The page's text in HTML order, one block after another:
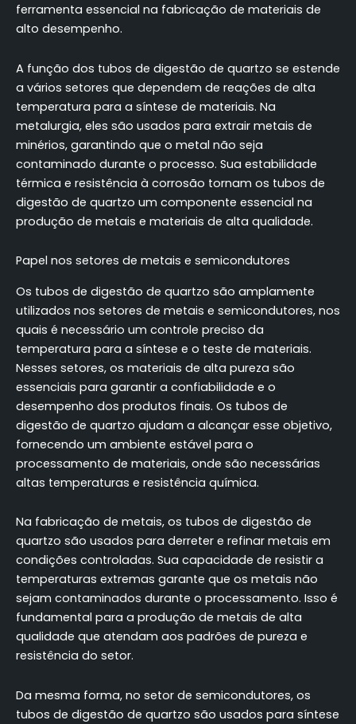
ferramenta essencial na fabricação de materiais de
alto desempenho.
A função dos tubos de digestão de quartzo se estende
a vários setores que dependem de reações de alta
temperatura para a síntese de materiais. Na
metalurgia, eles são usados para extrair metais de
minérios, garantindo que o metal não seja
contaminado durante o processo. Sua estabilidade
térmica e resistência à corrosão tornam os tubos de
digestão de quartzo um componente essencial na
produção de metais e materiais de alta qualidade.
Papel nos setores de metais e semicondutores
Os tubos de digestão de quartzo são amplamente
utilizados nos setores de metais e semicondutores, nos
quais é necessário um controle preciso da
temperatura para a síntese e o teste de materiais.
Nesses setores, os materiais de alta pureza são
essenciais para garantir a confiabilidade e o
desempenho dos produtos finais. Os tubos de
digestão de quartzo ajudam a alcançar esse objetivo,
fornecendo um ambiente estável para o
processamento de materiais, onde são necessárias
altas temperaturas e resistência química.
Na fabricação de metais, os tubos de digestão de
quartzo são usados para derreter e refinar metais em
condições controladas. Sua capacidade de resistir a
temperaturas extremas garante que os metais não
sejam contaminados durante o processamento. Isso é
fundamental para a produção de metais de alta
qualidade que atendam aos padrões de pureza e
resistência do setor.
Da mesma forma, no setor de semicondutores, os
tubos de digestão de quartzo são usados para síntese